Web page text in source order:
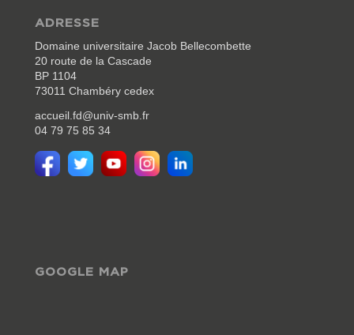
ADRESSE
Domaine universitaire Jacob Bellecombette
20 route de la Cascade
BP 1104
73011 Chambéry cedex
accueil.fd@univ-smb.fr
04 79 75 85 34
GOOGLE MAP